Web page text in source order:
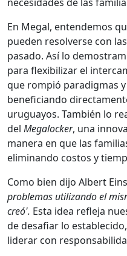
En Megal, entendemos
pueden resolverse con
pasado. Así lo
para flexibilizar el
que rompió paradigmas
beneficiando
uruguayos. También lo
del Megalocker, una
manera en que las
eliminando costos y
Como bien dijo Albert
problemas utilizando el
creó'. Esta idea refleja
de desafiar lo
liderar con